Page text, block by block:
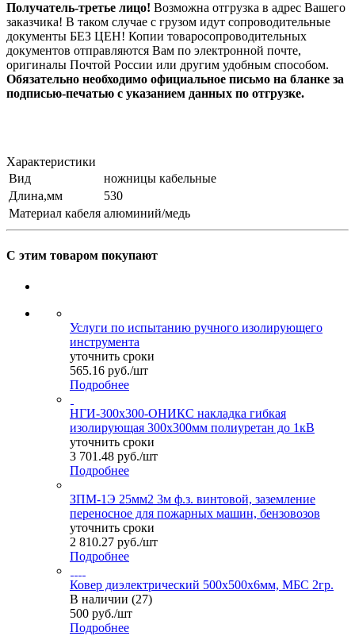
Получатель-третье лицо! Возможна отгрузка в адрес Вашего
заказчика! В таком случае с грузом идут сопроводительные
документы БЕЗ ЦЕН! Копии товаросопроводительных
документов отправляются Вам по электронной почте,
оригиналы Почтой России или другим удобным способом.
Обязательно необходимо официальное письмо на бланке за
подписью-печатью с указанием данных по отгрузке.
Характеристики
Вид
ножницы кабельные
Длина,мм
530
Материал кабеля алюминий/медь
С этим товаром покупают
Услуги по испытанию ручного изолирующего
инструмента
уточнить сроки
565.16 руб./шт
Подробнее
НГИ-300х300-ОНИКС накладка гибкая
изолирующая 300х300мм полиуретан до 1кВ
уточнить сроки
3 701.48 руб./шт
Подробнее
ЗПМ-1Э 25мм2 3м ф.з. винтовой, заземление
переносное для пожарных машин, бензовозов
уточнить сроки
2 810.27 руб./шт
Подробнее
Ковер диэлектрический 500х500х6мм, МБС 2гр.
В наличии (27)
500 руб./шт
Подробнее